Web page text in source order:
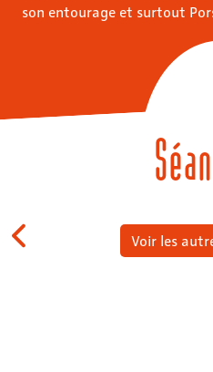
son entourage et surtout
Voir les